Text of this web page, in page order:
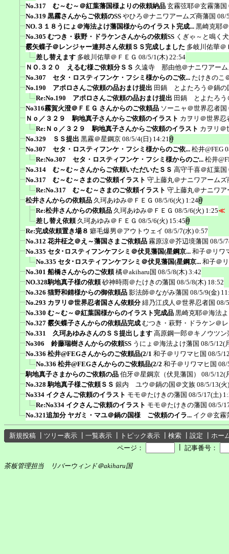
No.317 む～む～＠紅葉藩国様よりの依頼納品 玄霧弦耶＠玄霧藩国
No.319 黒霧さんからご依頼のSS やひろ＠ナニワアームズ商藩国 08/
NO.３１８うにょ＠海法よけ藩国様からのイラスト完成... 黒崎克耶
No.305 むつき・萩野・ドラケンさんからの依頼SS くぎゃ～と鳴く
霰矢蝶子＠レンジャー連邦さん依頼ＳＳ完成しました 多岐川佑華＠
差し替えます 多岐川佑華＠ＦＥＧ 08/5/1(木) 22:54
ＮＯ.３２０ えるむ様ご依頼分ＳＳ 久遠寺 那由他＠ナニワアーム
No.307 セタ・ロスティフンケ・フシミ様からのご依... たけきのこ
No.190 アポロさんご依頼の品おまけ提出 田鍋 とよたろう＠鍋の
Re:No.190 アポロさんご依頼の品おまけ提出 田鍋 とよたろう
No316霧賀火澄＠ＦＥＧ さんからのご依頼品 ソーニャ＠世界忍者国
Ｎｏ／３２９ 駒地真子さんからご依頼のイラスト カヲリ＠世界忍
Re:Ｎｏ／３２９ 駒地真子さんからご依頼のイラスト カヲリ＠
No.329 ＳＳ提出 黒霧＠星鋼京 08/5/4(日) 14:21
No.307 セタ・ロスティフンケ・フシミ様からのご依... 松井@FEG
Re:No.307 セタ・ロスティフンケ・フシミ様からのご... 松井
No.314 む～む～さんからご依頼いただいたＳＳ 高守千喜＠紅葉国
No.317 む～む～さまのご依頼イラスト 守上藤丸＠ナニワアームズ
Re:No.317 む～む～さまのご依頼イラスト 守上藤丸＠ナニワア
松井さんからの依頼品 久珂あゆみ＠ＦＥＧ 08/5/6(火) 1:24
Re:松井さんからの依頼品 久珂あゆみ＠ＦＥＧ 08/5/6(火) 1:25≪
差し替え依頼 久珂あゆみ＠ＦＥＧ 08/5/6(火) 15:45
Re:完成依頼置き場８ 癖毛爆男＠アウトウェイ 08/5/7(水) 0:57
No.312 花井柾之＠え～藩国さまご依頼品 霧原涼＠芥辺境藩国 08/5/
No.335 セタ･ロスティフンケフシミ＠伏見藩国(星鋼京... 和子＠リワ
No.335 セタ･ロスティフンケフシミ＠伏見藩国(星鋼京... 和子＠
No.301 船橋さんからのご依頼 橘＠akiharu国 08/5/8(木) 3:42
NO.328駒地真子様の依頼 砂神時雨＠たけきの藩国 08/5/8(木) 18:52
No.326 猫野和錆様からの御依頼品 影法師＠ながみ藩国 08/5/9(金)
No.293 カヲリ＠世界忍者国さん依頼分 緋乃江戌人＠世界忍者国 08/
No.330 む～む～＠紅葉国様からのイラスト完成品 黒崎克耶＠海法
No.327 霰矢蝶子さんからの依頼品完成 むつき・萩野・ドラケン＠
No.331 久珂あゆみさんのＳＳ提出します 高原鋼一郎＠キノウツン
No306 鈴藤瑞樹さんからの依頼SS うにょ＠海法よけ藩国 08/5/12(
No.336 松井@FEGさんからのご依頼品(2/1 和子＠リワマヒ国 08/5/
No.336 松井@FEGさんからのご依頼品(2/2 和子＠リワマヒ国 08/
駒地真子さまからのご依頼の品 伯牙＠星鋼京（伏見藩国）
08/5/12(
No.328 駒地真子様ご依頼ＳＳ 銀内 ユウ＠鍋の国＠文族 08/5/13(火
No334 イクさんご依頼のイラスト モモ＠たけきの藩国 08/5/17(土)
Re:No334 イクさんご依頼のイラスト モモ＠たけきの藩国 08/5/
No.321追加分 ヤガミ・マユ＠鍋の国様 ご依頼のイラ... イク＠玄霧
新規投稿 ツリー表示 一覧表示 トピック表示 検索 設定
ホー
ページ：
記事番号：
茶板管理担当 リバーウィンド＠akiharu国